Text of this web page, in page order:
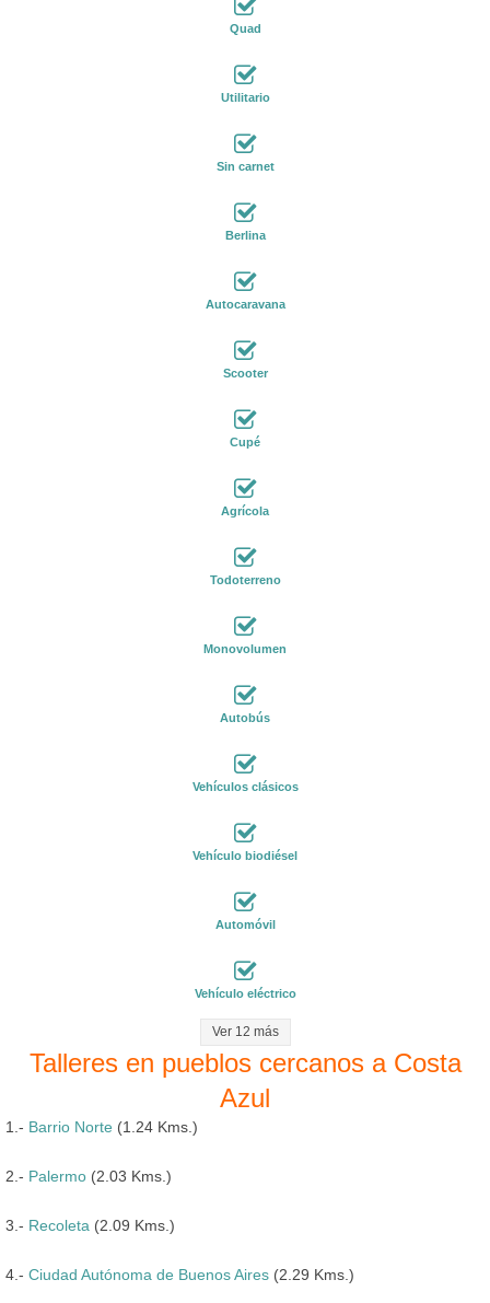
Quad
Utilitario
Sin carnet
Berlina
Autocaravana
Scooter
Cupé
Agrícola
Todoterreno
Monovolumen
Autobús
Vehículos clásicos
Vehículo biodiésel
Automóvil
Vehículo eléctrico
Ver 12 más
Talleres en pueblos cercanos a Costa
Azul
1.- Barrio Norte (1.24 Kms.)
2.- Palermo (2.03 Kms.)
3.- Recoleta (2.09 Kms.)
4.- Ciudad Autónoma de Buenos Aires (2.29 Kms.)